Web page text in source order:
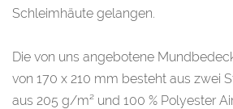
Schleimhäute gelangen.
Die von uns angebotene
von 170 x 210 mm besteht aus zwei
aus 205 g/m² und 100 % Polyester